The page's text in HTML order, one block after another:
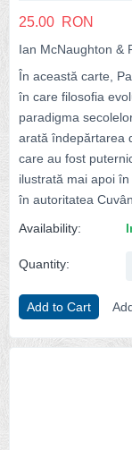
25.00 RON
Ian McNaughton &
În această carte,
în care filosofia
paradigma
arată îndepărtarea
care au fost
ilustrată mai apoi
în autoritatea
Availability:
Quantity:
Add to Cart